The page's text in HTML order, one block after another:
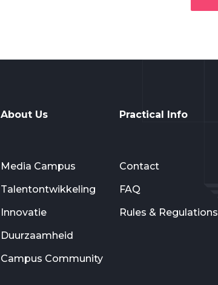
About Us
Media Campus
Talentontwikkeling
Innovatie
Duurzaamheid
Campus Community
Practical Info
Contact
FAQ
Rules & Regulations